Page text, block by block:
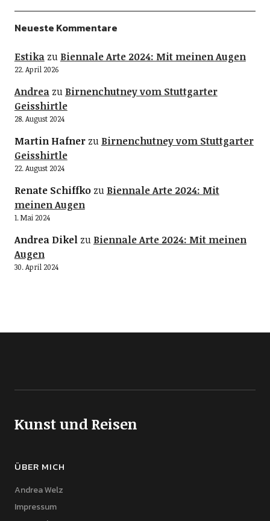
Neueste Kommentare
Estikazu Biennale Arte 2024: Mit meinen Augen
22. April 2026
Andreazu Birnenchutney vom Stuttgarter
Geisshirtle
28. August 2024
Martin Hafnerzu Birnenchutney vom Stuttgarter
Geisshirtle
22. August 2024
Renate Schiffkozu Biennale Arte 2024: Mit
meinen Augen
1. Mai 2024
Andrea Dikelzu Biennale Arte 2024: Mit meinen
Augen
30. April 2024
Kunst und Reisen
ÜBER MICH
Andrea Welz
Impressum